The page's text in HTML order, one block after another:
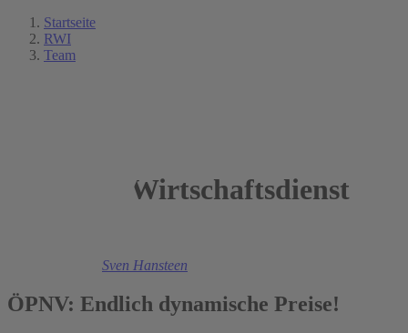
Startseite
RWI
Team
Wirtschaftsdienst
Sven Hansteen
ÖPNV: Endlich dynamische Preise!